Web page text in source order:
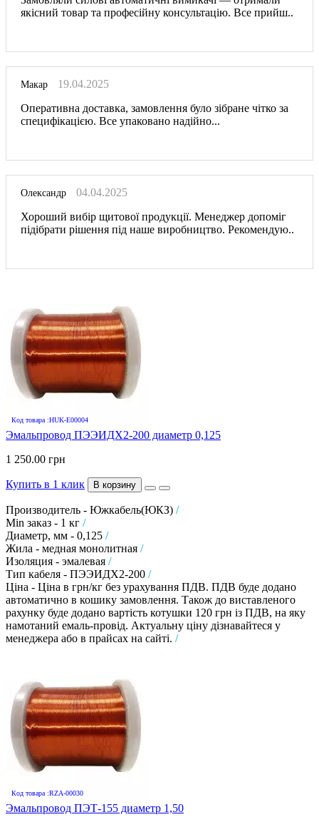
якісний товар та професійну консультацію. Все прийш..
Макар
19.04.2025
Оперативна доставка, замовлення було зібране чітко за
специфікацією. Все упаковано надійно...
Олександр
04.04.2025
Хороший вибір щитової продукції. Менеджер допоміг
підібрати рішення під наше виробництво. Рекомендую..
Код товара :HUK-E00004
Эмальпровод ПЭЭИДХ2-200 диаметр 0,125
1 250.00 грн
Купить в 1 клик В корзину
Производитель - Южкабель(ЮКЗ) /
Min заказ - 1 кг /
Диаметр, мм - 0,125 /
Жила - медная монолитная /
Изоляция - эмалевая /
Тип кабеля - ПЭЭИДХ2-200 /
Ціна - Ціна в грн/кг без урахування ПДВ. ПДВ буде додано
автоматично в кошику замовлення. Також до виставленого
рахунку буде додано вартість котушки 120 грн із ПДВ, на яку
намотаний емаль-провід. Актуальну ціну дізнавайтеся у
менеджера або в прайсах на сайті. /
Код товара :RZA-00030
Эмальпровод ПЭТ-155 диаметр 1,50